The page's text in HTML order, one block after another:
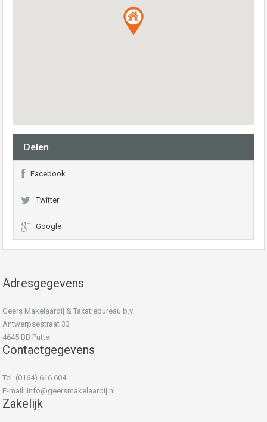
Delen
Facebook
Twitter
Google
Adresgegevens
Geers Makelaardij & Taxatiebureau b.v.
Antwerpsestraat 33
4645 BB Putte
Contactgegevens
Tel: (0164) 616 604
E-mail: info@geersmakelaardij.nl
Zakelijk